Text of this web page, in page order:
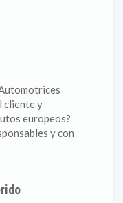
cliente y
europeos?
y con